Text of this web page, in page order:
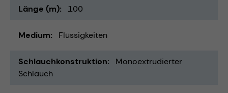
Länge (m) 100
Medium Flüssigkeiten
Schlauchkonstruktion
Monoextrudierter
Schlauch